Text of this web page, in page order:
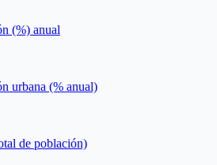
(%) anual
urbana (% anual)
de población)